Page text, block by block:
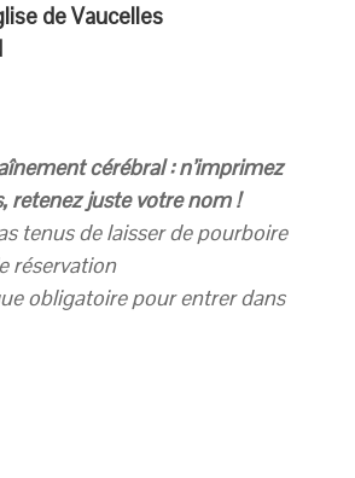
de Vaucelles
cérébral : n’imprimez
retenez juste votre nom !
tenus de laisser de pourboire
réservation
obligatoire pour entrer dans